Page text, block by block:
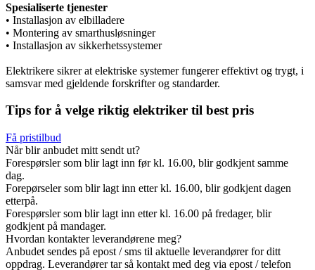
Spesialiserte tjenester
• Installasjon av elbilladere
• Montering av smarthusløsninger
• Installasjon av sikkerhetssystemer
Elektrikere sikrer at elektriske systemer fungerer effektivt og trygt, i
samsvar med gjeldende forskrifter og standarder.
Tips for å velge riktig elektriker til best pris
Få pristilbud
Når blir anbudet mitt sendt ut?
Forespørsler som blir lagt inn før kl. 16.00, blir godkjent samme
dag.
Forepørseler som blir lagt inn etter kl. 16.00, blir godkjent dagen
etterpå.
Forespørsler som blir lagt inn etter kl. 16.00 på fredager, blir
godkjent på mandager.
Hvordan kontakter leverandørene meg?
Anbudet sendes på epost / sms til aktuelle leverandører for ditt
oppdrag. Leverandører tar så kontakt med deg via epost / telefon